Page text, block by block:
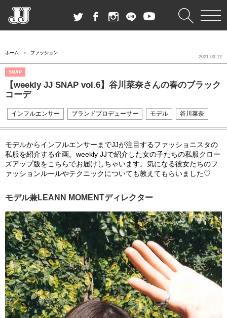
ホーム ファッション
SNAP
【weekly JJ SNAP vol.6】谷川菜奈さんの春のブラック
コーデ
2021.03.12
インフルエンサー ブランドプロデューサー モデル 谷川菜奈
モデルからインフルエンサーまでJJが注目するファッショニスタの
私服を紹介する企画。weekly JJで紹介した女の子たちの私服クロー
ズアップ版をこちらでお届けしちゃいます。気になる彼女たちのフ
ァッションルールやテクニックについても教えてもらいました♡
モデル兼LEANN MOMENTディレクター